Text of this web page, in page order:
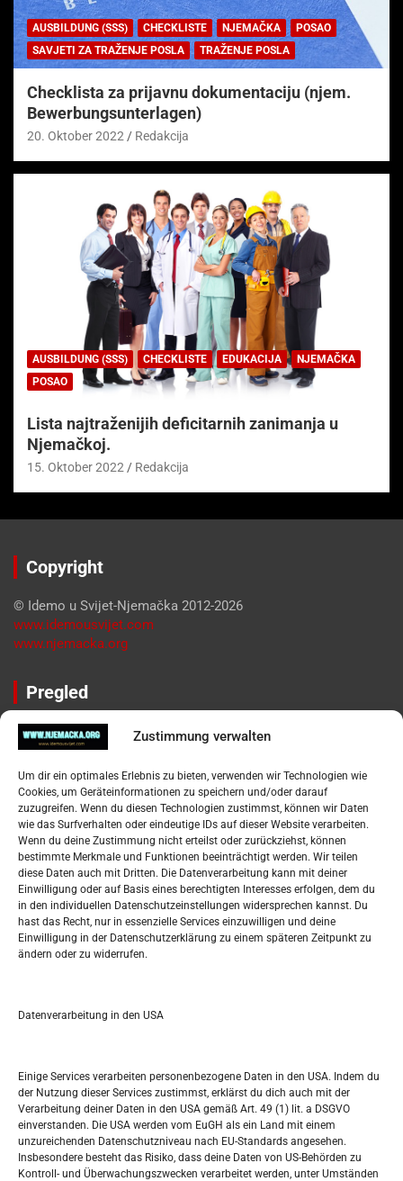
Zustimmung verwalten
Um dir ein optimales Erlebnis zu bieten, verwenden wir Technologien wie
Cookies, um Geräteinformationen zu speichern und/oder darauf
zuzugreifen. Wenn du diesen Technologien zustimmst, können wir Daten
wie das Surfverhalten oder eindeutige IDs auf dieser Website verarbeiten.
Wenn du deine Zustimmung nicht erteilst oder zurückziehst, können
bestimmte Merkmale und Funktionen beeinträchtigt werden. Wir teilen
diese Daten auch mit Dritten. Die Datenverarbeitung kann mit deiner
Einwilligung oder auf Basis eines berechtigten Interesses erfolgen, dem du
in den individuellen Datenschutzeinstellungen widersprechen kannst. Du
hast das Recht, nur in essenzielle Services einzuwilligen und deine
Einwilligung in der Datenschutzerklärung zu einem späteren Zeitpunkt zu
ändern oder zu widerrufen.
Datenverarbeitung in den USA
Einige Services verarbeiten personenbezogene Daten in den USA. Indem du
der Nutzung dieser Services zustimmst, erklärst du dich auch mit der
Verarbeitung deiner Daten in den USA gemäß Art. 49 (1) lit. a DSGVO
einverstanden. Die USA werden vom EuGH als ein Land mit einem
unzureichenden Datenschutzniveau nach EU-Standards angesehen.
Insbesondere besteht das Risiko, dass deine Daten von US-Behörden zu
Kontroll- und Überwachungszwecken verarbeitet werden, unter Umständen
AUSBILDUNG (SSS) CHECKLISTE NJEMAČKA
POSAO
SAVJETI ZA TRAŽENJE POSLA
TRAŽENJE POSLA
Checklista za prijavnu dokumentaciju (njem.
Bewerbungsunterlagen)
20. Oktober 2022 Redakcija
AUSBILDUNG (SSS) CHECKLISTE EDUKACIJA
NJEMAČKA
POSAO
Lista najtraženijih deficitarnih zanimanja u
Njemačkoj.
15. Oktober 2022 Redakcija
Copyright
© Idemo u Svijet-Njemačka 2012-2026
www.idemousvijet.com
www.njemacka.org
Pregled
Impressum
Datenschutzerklärung
Widerufsbelehrung
Oglašavanje / Postavite svoj oglas
Tko je “Idemo u Svijet – Njemačka?
Pretražite stranicu:
S
e
a
h
M D M D F S S
1
3 4 5 6 7 8
10 11 12 13 14 15 16